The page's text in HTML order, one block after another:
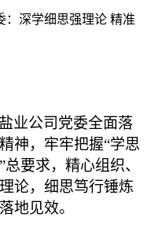
：深学细思强理论 精准
业公司党委全面落
神，牢牢把握“学思
要求，精心组织、
论，细思笃行锤炼
地见效。